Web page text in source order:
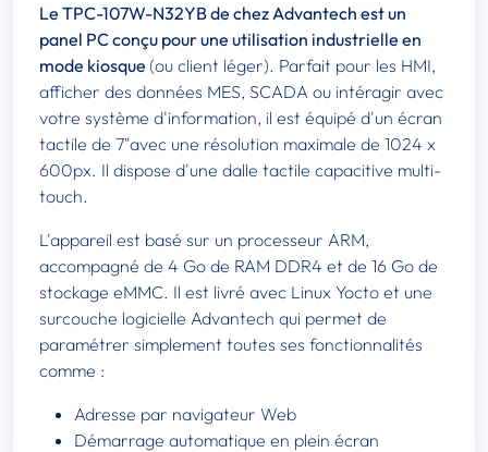
Le TPC-107W-N32YB de chez Advantech est un
panel PC conçu pour une utilisation industrielle en
mode kiosque (ou client léger). Parfait pour les HMI,
afficher des données MES, SCADA ou intéragir avec
votre système d'information, il est équipé d'un écran
tactile de 7"avec une résolution maximale de 1024 x
600px. Il dispose d'une dalle tactile capacitive multi-
touch.
L'appareil est basé sur un processeur ARM,
accompagné de 4 Go de RAM DDR4 et de 16 Go de
stockage eMMC. Il est livré avec Linux Yocto et une
surcouche logicielle Advantech qui permet de
paramétrer simplement toutes ses fonctionnalités
comme :
Adresse par navigateur Web
Démarrage automatique en plein écran